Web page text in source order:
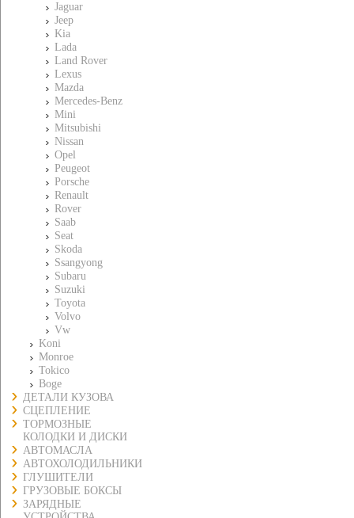
Jaguar
Jeep
Kia
Lada
Land Rover
Lexus
Mazda
Mercedes-Benz
Mini
Mitsubishi
Nissan
Opel
Peugeot
Porsche
Renault
Rover
Saab
Seat
Skoda
Ssangyong
Subaru
Suzuki
Toyota
Volvo
Vw
Koni
Monroe
Tokico
Boge
ДЕТАЛИ КУЗОВА
СЦЕПЛЕНИЕ
ТОРМОЗНЫЕ
КОЛОДКИ И ДИСКИ
АВТОМАСЛА
АВТОХОЛОДИЛЬНИКИ
ГЛУШИТЕЛИ
ГРУЗОВЫЕ БОКСЫ
ЗАРЯДНЫЕ